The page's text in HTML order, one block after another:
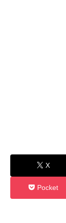
X
Pocket